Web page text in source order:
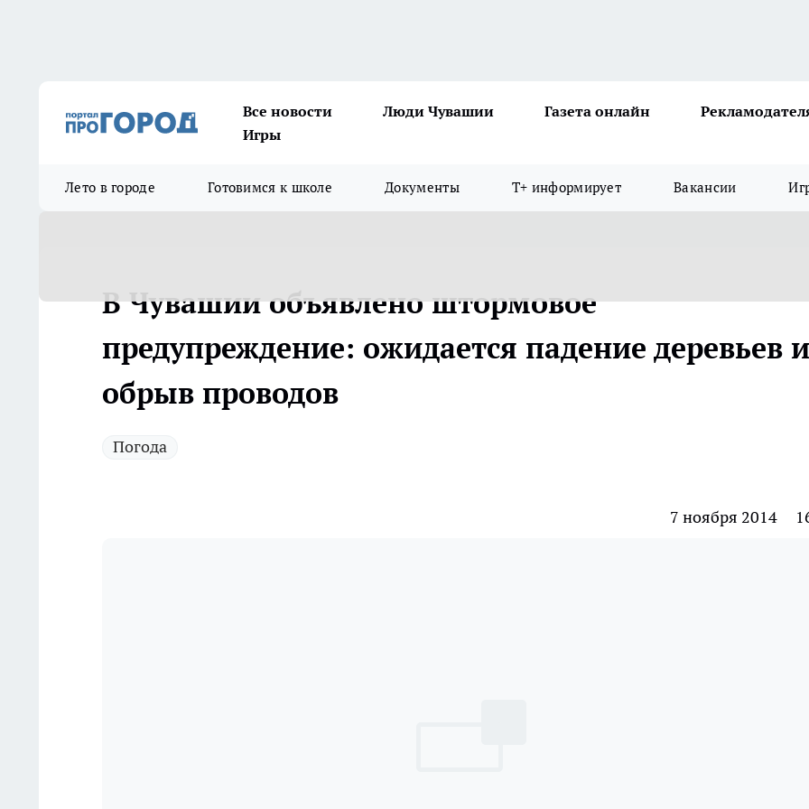
Все новости Люди Чувашии Газета онлайн
Игры
Лето в городе Готовимся к школе Документы Т+ информирует Вакансии
В Чувашии объявлено штормовое
предупреждение: ожидается падение деревьев и
обрыв проводов
Погода
7 ноября 2014